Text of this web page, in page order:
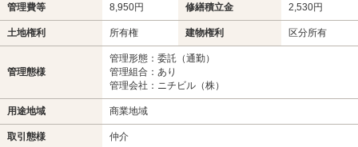
管理費等 8,950円 修繕積立金 2,530円
土地権利 所有権 建物権利 区分所有
管理態様
管理形態：委託（通勤）
管理組合：あり
管理会社：ニチビル（株）
用途地域 商業地域
取引態様 仲介